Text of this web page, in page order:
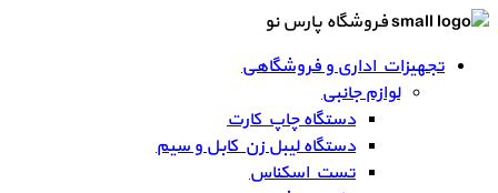
فروشگاه پارس نو
تجهیزات اداری و فروشگاهی
لوازم جانبی
دستگاه چاپ کارت
دستگاه لیبل زن کابل و سیم
تست اسکناس